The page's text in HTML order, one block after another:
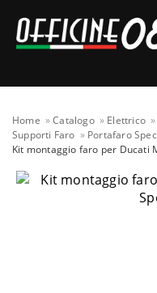
Home Catalogo Elettrico
Supporti Faro
Portafaro
Kit montaggio faro per Ducati